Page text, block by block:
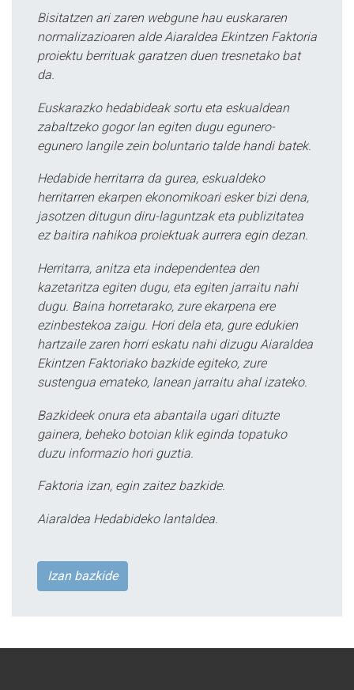
Bisitatzen ari zaren webgune hau euskararen
normalizazioaren alde Aiaraldea Ekintzen Faktoria
proiektu berrituak garatzen duen tresnetako bat
da.
Euskarazko hedabideak sortu eta eskualdean
zabaltzeko gogor lan egiten dugu egunero-
egunero langile zein boluntario talde handi batek.
Hedabide herritarra da gurea, eskualdeko
herritarren ekarpen ekonomikoari esker bizi dena,
jasotzen ditugun diru-laguntzak eta publizitatea
ez baitira nahikoa proiektuak aurrera egin dezan.
Herritarra, anitza eta independentea den
kazetaritza egiten dugu, eta egiten jarraitu nahi
dugu. Baina horretarako, zure ekarpena ere
ezinbestekoa zaigu. Hori dela eta, gure edukien
hartzaile zaren horri eskatu nahi dizugu Aiaraldea
Ekintzen Faktoriako bazkide egiteko, zure
sustengua emateko, lanean jarraitu ahal izateko.
Bazkideek onura eta abantaila ugari dituzte
gainera, beheko botoian klik eginda topatuko
duzu informazio hori guztia.
Faktoria izan, egin zaitez bazkide.
Aiaraldea Hedabideko lantaldea.
Izan bazkide